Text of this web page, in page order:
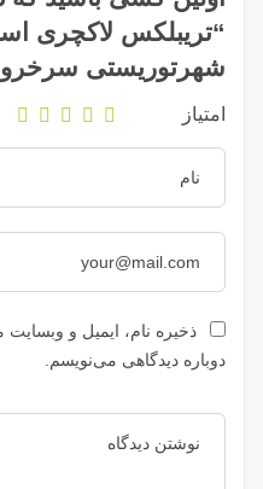
“تریبلکس لاکچری
شهرتوریستی
امتیاز
ذخیره نام، ایمیل و
دوباره دیدگاهی می‌نویسم.